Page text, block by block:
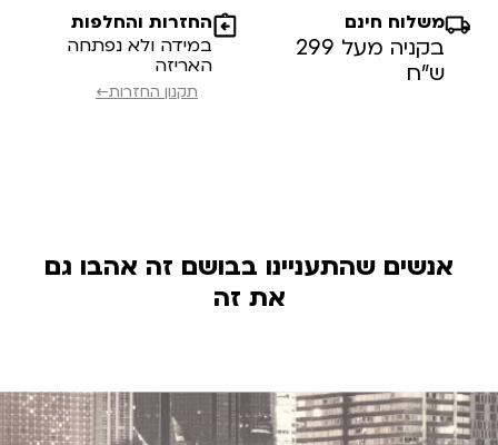
משלוח חינם
בקניה מעל 299
ש”ח
החזרות והחלפות
במידה ולא נפתחה
האריזה
תקנון החזרות←
אנשים שהתעניינו בבושם זה אהבו גם
את זה